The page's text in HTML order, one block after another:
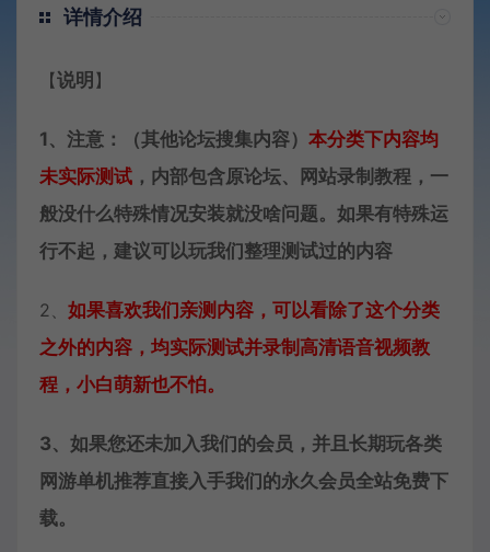
详情介绍
【说明 】
1、注意：（其他论坛搜集内容） 本分类下内容均
未实际测试 ，内部包含原论坛、网站录制教程，一
般没什么特殊情况安装就没啥问题。如果有特殊运
行不起，建议可以玩我们整理测试过的内容
2、 如果喜欢我们亲测内容，可以看除了这个分类
之外的内容，均实际测试并录制高清语音视频教
程，小白萌新也不怕。
3、如果您还未加入我们的会员，并且长期玩各类
网游单机推荐直接入手我们的永久会员全站免费下
载。